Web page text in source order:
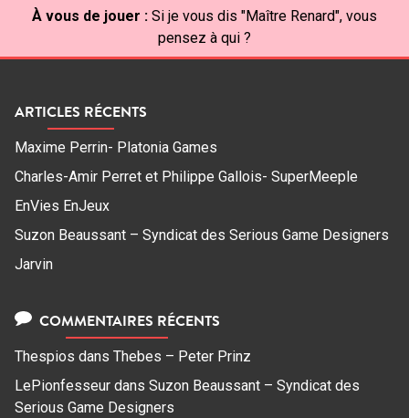
À vous de jouer : Si je vous dis "Maître Renard", vous
pensez à qui ?
ARTICLES RÉCENTS
Maxime Perrin- Platonia Games
Charles-Amir Perret et Philippe Gallois- SuperMeeple
EnVies EnJeux
Suzon Beaussant – Syndicat des Serious Game Designers
Jarvin
COMMENTAIRES RÉCENTS
Thespios dans Thebes – Peter Prinz
LePionfesseur dans Suzon Beaussant – Syndicat des
Serious Game Designers